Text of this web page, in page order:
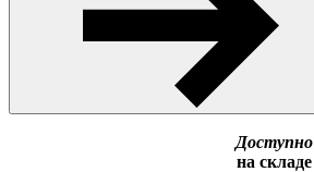
Доступно
на складе